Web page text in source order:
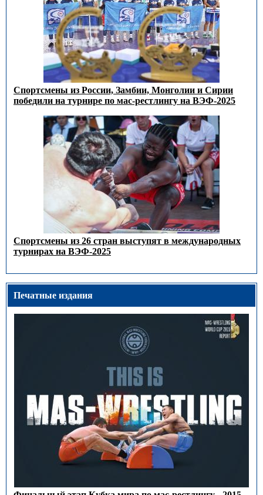
Спортсмены из России, Замбии, Монголии и Сирии
победили на турнире по мас-рестлингу на ВЭФ-2025
Спортсмены из 26 стран выступят в международных
турнирах на ВЭФ-2025
Печатные издания